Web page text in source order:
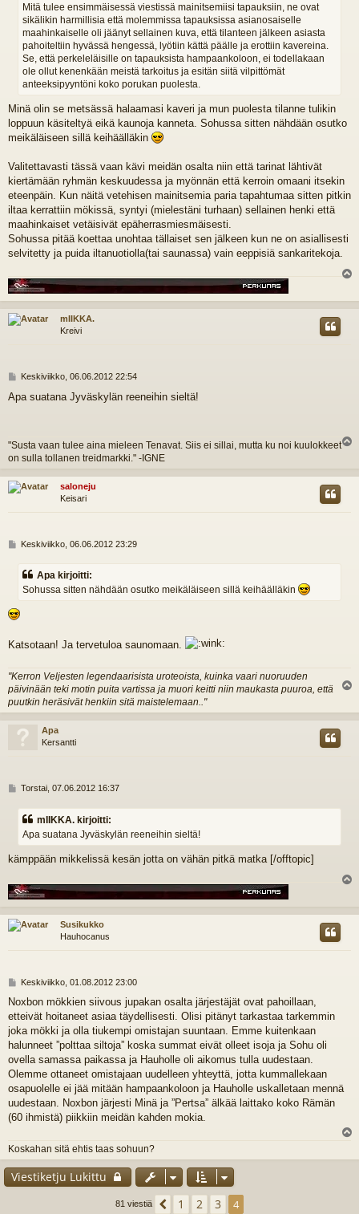
Mitä tulee ensimmäisessä viestissä mainitsemiisi tapauksiin, ne ovat
sikälikin harmillisia että molemmissa tapauksissa asianosaiselle
maahinkaiselle oli jäänyt sellainen kuva, että tilanteen jälkeen asiasta
pahoiteltiin hyvässä hengessä, lyötiin kättä päälle ja erottiin kavereina.
Se, että perkeleläisille on tapauksista hampaankoloon, ei todellakaan
ole ollut kenenkään meistä tarkoitus ja esitän siitä vilpittömät
anteeksipyyntöni koko porukan puolesta.
Minä olin se metsässä halaamasi kaveri ja mun puolesta tilanne tulikin
loppuun käsiteltyä eikä kaunoja kanneta. Sohussa sitten nähdään osutko
meikäläiseen sillä keihäälläkin
Valitettavasti tässä vaan kävi meidän osalta niin että tarinat lähtivät
kiertämään ryhmän keskuudessa ja myönnän että kerroin omaani itsekin
eteenpäin. Kun näitä vetehisen mainitsemia paria tapahtumaa sitten pitkin
iltaa kerrattiin mökissä, syntyi (mielestäni turhaan) sellainen henki että
maahinkaiset vetäisivät epäherrasmiesmäisesti.
Sohussa pitää koettaa unohtaa tällaiset sen jälkeen kun ne on asiallisesti
selvitetty ja puida iltanuotiolla(tai saunassa) vain eeppisiä sankaritekoja.
ö
mIIKKA.
Kreivi
V
e
Keskiviikko, 06.06.2012 22:54
Apa suatana Jyväskylän reeneihin sieltä!
"Susta vaan tulee aina mieleen Tenavat. Siis ei sillai, mutta ku noi kuulokkeet
on sulla tollanen treidmarkki." -IGNE
s
saloneju
Keisari
V
e
Keskiviikko, 06.06.2012 23:29
Apa kirjoitti:
Sohussa sitten nähdään osutko meikäläiseen sillä keihäälläkin
Katsotaan! Ja tervetuloa saunomaan.
"Kerron Veljesten legendaarisista uroteoista, kuinka vaari nuoruuden
päivinään teki motin puita vartissa ja muori keitti niin maukasta puuroa, että
puutkin heräsivät henkiin sitä maistelemaan.."
ö
Apa
Kersantti
V
e
Torstai, 07.06.2012 16:37
mIIKKA. kirjoitti:
Apa suatana Jyväskylän reeneihin sieltä!
kämppään mikkelissä kesän jotta on vähän pitkä matka [/offtopic]
s
Susikukko
Hauhocanus
V
e
s
t
i
Keskiviikko, 01.08.2012 23:00
Noxbon mökkien siivous jupakan osalta järjestäjät ovat pahoillaan,
etteivät hoitaneet asiaa täydellisesti. Olisi pitänyt tarkastaa tarkemmin
joka mökki ja olla tiukempi omistajan suuntaan. Emme kuitenkaan
halunneet ”polttaa siltoja” koska summat eivät olleet isoja ja Sohu oli
ovella samassa paikassa ja Hauholle oli aikomus tulla uudestaan.
Olemme ottaneet omistajaan uudelleen yhteyttä, jotta kummallekaan
osapuolelle ei jää mitään hampaankoloon ja Hauholle uskalletaan mennä
uudestaan. Noxbon järjesti Minä ja ”Pertsa” älkää laittako koko Rämän
(60 ihmistä) piikkiin meidän kahden mokia.
Koskahan sitä ehtis taas sohuun?
ö
Viestiketju Lukittu
81 viestiä Edellinen
1 2 3 4